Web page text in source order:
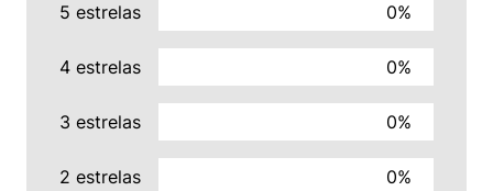
5 estrelas 0%
4 estrelas 0%
3 estrelas 0%
2 estrelas 0%